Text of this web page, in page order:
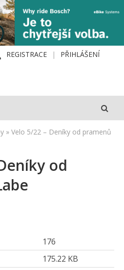
REGISTRACE PŘIHLÁŠENÍ
» Velo 5/22 – Deníky od pramenů
od
176
175.22 KB